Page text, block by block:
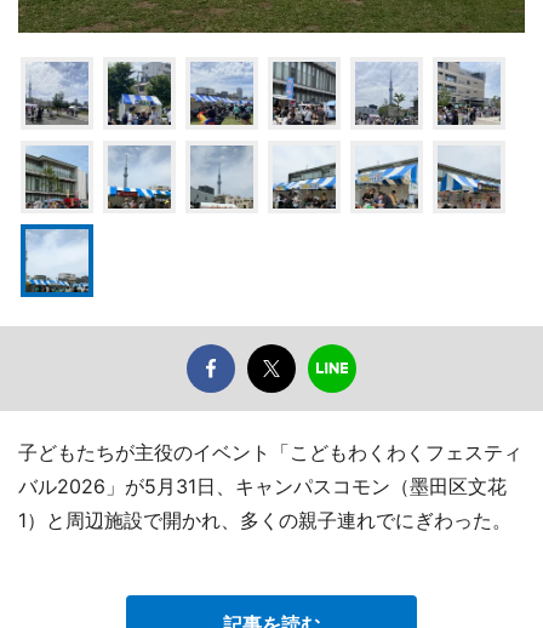
子どもたちが主役のイベント「こどもわくわくフェスティ
バル2026」が5月31日、キャンパスコモン（墨田区文花
1）と周辺施設で開かれ、多くの親子連れでにぎわった。